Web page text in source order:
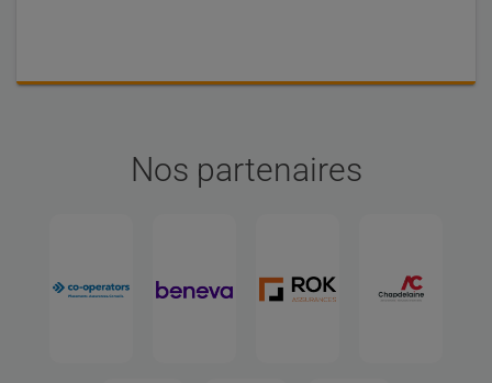
Nos partenaires